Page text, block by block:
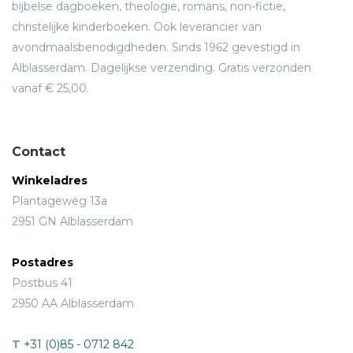
bijbelse dagboeken, theologie, romans, non-fictie,
christelijke kinderboeken. Ook leverancier van
avondmaalsbenodigdheden. Sinds 1962 gevestigd in
Alblasserdam. Dagelijkse verzending. Gratis verzonden
vanaf € 25,00.
Contact
Winkeladres
Plantageweg 13a
2951 GN Alblasserdam
Postadres
Postbus 41
2950 AA Alblasserdam
T +31 (0)85 - 0712 842